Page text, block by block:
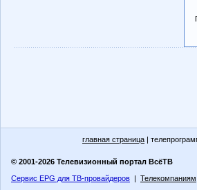
главная страница |
© 2001-2026 Телевизионный портал ВсёТВ
Сервис EPG для ТВ-провайдеров | Телекомпаниям